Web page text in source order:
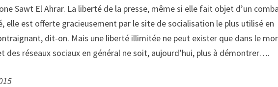
Sawt El Ahrar. La liberté de la presse, même si elle fait objet d’un
elle est offerte gracieusement par le site de socialisation le plus utilisé en
dit-on. Mais une liberté illimitée ne peut exister que dans le
des réseaux sociaux en général ne soit, aujourd’hui, plus à démontrer….